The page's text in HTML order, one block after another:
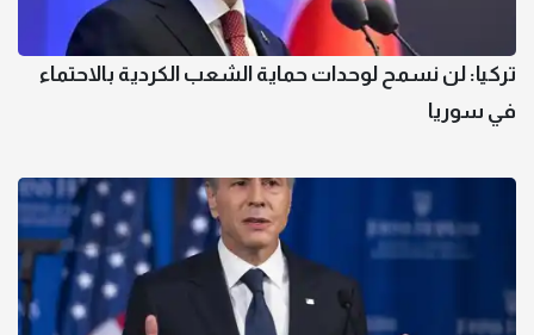
تركيا: لن نسمح لوحدات حماية الشعب الكردية بالاحتماء
في سوريا